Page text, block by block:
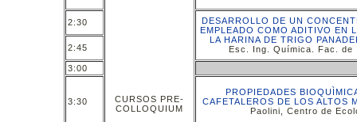
CURSOS PRE-
COLLOQUIUM
2:30
DESARROLLO DE UN
EMPLEADO COMO ADITIVO EN
LA HARINA DE TRIGO
Esc. Ing. Química. Fac. de
2:45
3:00
3:30
PROPIEDADES
CAFETALEROS DE LOS ALTOS
Paolini, Centro de